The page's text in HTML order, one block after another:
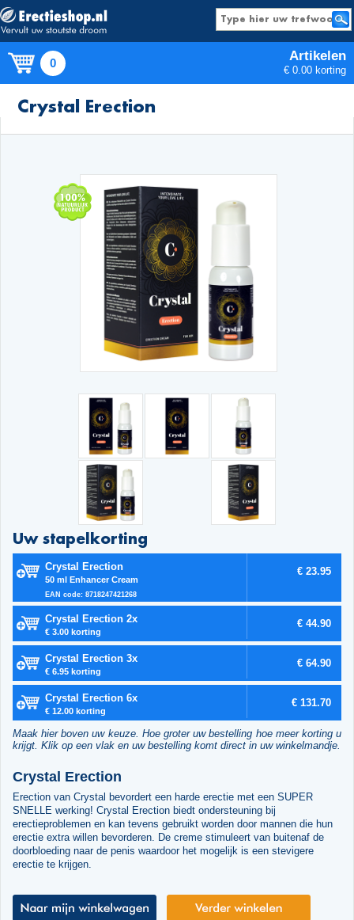
0 Artikelen
€ 0.00 korting
Crystal Erection
Uw stapelkorting
Crystal Erection
50 ml Enhancer Cream
EAN code: 8718247421268
€ 23.95
Crystal Erection 2x
€ 3.00 korting
€ 44.90
Crystal Erection 3x
€ 6.95 korting
€ 64.90
Crystal Erection 6x
€ 12.00 korting
€ 131.70
Maak hier boven uw keuze. Hoe groter uw bestelling hoe meer korting u
krijgt. Klik op een vlak en uw bestelling komt direct in uw winkelmandje.
Crystal Erection
Erection van Crystal bevordert een harde erectie met een SUPER
SNELLE werking! Crystal Erection biedt ondersteuning bij
erectieproblemen en kan tevens gebruikt worden door mannen die hun
erectie extra willen bevorderen. De creme stimuleert van buitenaf de
doorbloeding naar de penis waardoor het mogelijk is een stevigere
erectie te krijgen.